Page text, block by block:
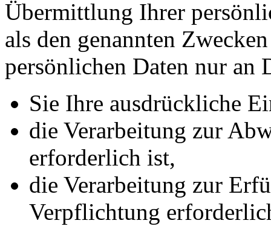
Übermittlung Ihrer
als den genannten
persönlichen Daten nur an
Sie Ihre ausdrückliche
die Verarbeitung zur
erforderlich ist,
die Verarbeitung zur
Verpflichtung